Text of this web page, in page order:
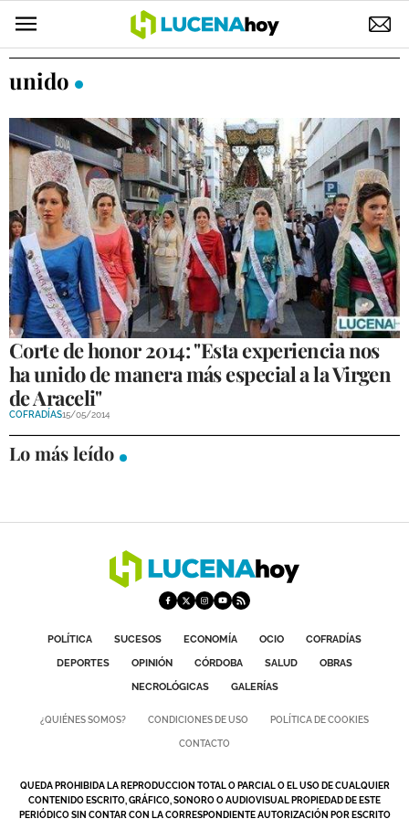
POLÍTICA
ELECCIONES
SUCESOS
ECONOMÍA
DESARROLLO LOCAL
LUCENA EMPRESAS
OCIO
COFRADÍAS
COMPETICIONES
VENTANA CIUDADANA
SALUD
NECROLÓGICAS
unido
Corte de honor 2014: "Esta experiencia nos
ha unido de manera más especial a la Virgen
de Araceli"
COFRADÍAS15/05/2014
Lo más leído
POLÍTICA SUCESOS ECONOMÍA OCIO
COFRADÍAS
DEPORTES
OPINIÓN CÓRDOBA SALUD
OBRAS
NECROLÓGICAS
GALERÍAS
¿QUIÉNES SOMOS? CONDICIONES DE USO POLÍTICA DE COOKIES
CONTACTO
QUEDA PROHIBIDA LA REPRODUCCION TOTAL O PARCIAL O EL USO DE CUALQUIER
CONTENIDO ESCRITO, GRÁFICO, SONORO O AUDIOVISUAL PROPIEDAD DE ESTE
PERIÓDICO SIN CONTAR CON LA CORRESPONDIENTE AUTORIZACIÓN POR ESCRITO